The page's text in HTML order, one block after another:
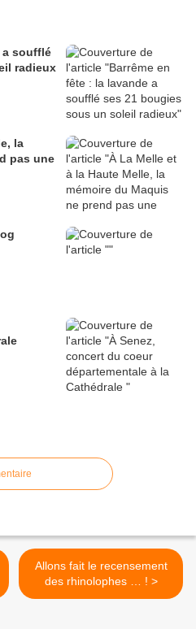
a soufflé
radieux
la
pas une
Allons fait le recensement
des rhinolophes … ! >